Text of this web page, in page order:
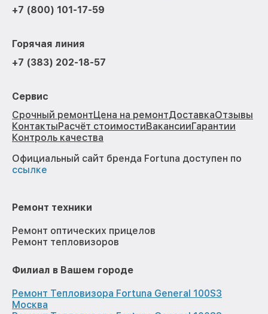
+7 (800) 101-17-59
Горячая линия
+7 (383) 202-18-57
Сервис
Срочный ремонтЦена на ремонтДоставкаОтзывы
КонтактыРасчёт стоимостиВакансииГарантии
Контроль качества
Официальный сайт бренда Fortuna доступен по
ссылке
Ремонт техники
Ремонт оптических прицелов
Ремонт тепловизоров
Филиал в Вашем городе
Ремонт Тепловизора Fortuna General 100S3
Москва